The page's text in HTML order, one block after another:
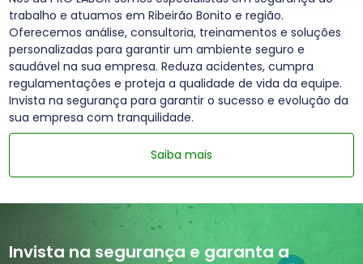
trabalho e atuamos em Ribeirão Bonito e região.
Oferecemos análise, consultoria, treinamentos e soluções
personalizadas para garantir um ambiente seguro e
saudável na sua empresa. Reduza acidentes, cumpra
regulamentações e proteja a qualidade de vida da equipe.
Invista na segurança para garantir o sucesso e evolução da
sua empresa com tranquilidade.
Saiba mais
Invista na segurança e garanta a